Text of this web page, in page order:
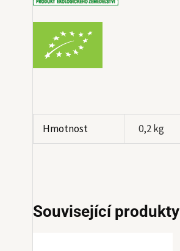
Hmotnost 0,2 kg
Související produkty